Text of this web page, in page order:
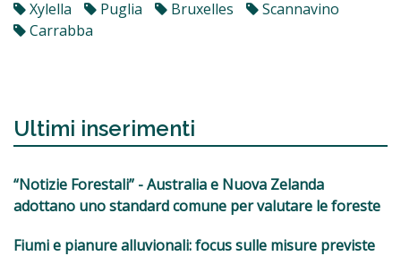
Xylella Puglia Bruxelles
Scannavino
Carrabba
Ultimi inserimenti
“Notizie Forestali” - Australia e Nuova Zelanda
adottano uno standard comune per valutare le foreste
Fiumi e pianure alluvionali: focus sulle misure previste